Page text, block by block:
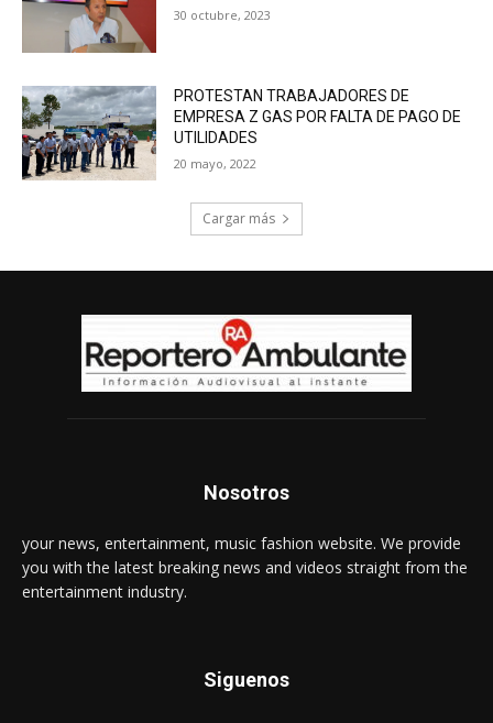
30 octubre, 2023
PROTESTAN TRABAJADORES DE
EMPRESA Z GAS POR FALTA DE PAGO DE
UTILIDADES
20 mayo, 2022
Cargar más
Nosotros
your news, entertainment, music fashion website. We provide
you with the latest breaking news and videos straight from the
entertainment industry.
Siguenos